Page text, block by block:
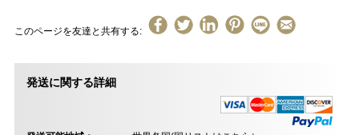
このページを友達と共有する:
発送に関する詳細